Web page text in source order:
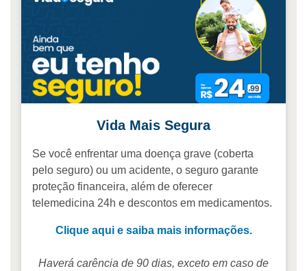
Vida Mais Segura
Se você enfrentar uma doença grave (coberta
pelo seguro) ou um acidente, o seguro garante
proteção financeira, além de oferecer
telemedicina 24h e descontos em medicamentos.
Clique aqui e saiba mais informações.
Haverá carência de 90 dias, exceto em caso de